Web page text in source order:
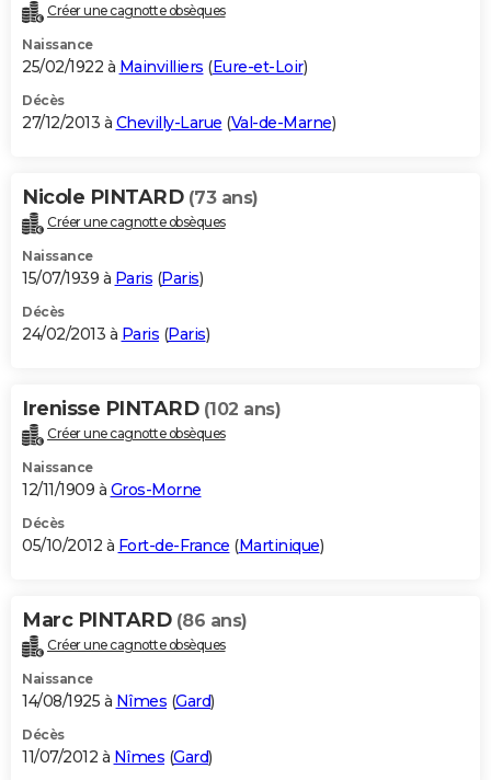
Créer une cagnotte obsèques
Naissance
25/02/1922 à Mainvilliers (Eure-et-Loir)
Décès
27/12/2013 à Chevilly-Larue (Val-de-Marne)
Nicole PINTARD (73 ans)
Créer une cagnotte obsèques
Naissance
15/07/1939 à Paris (Paris)
Décès
24/02/2013 à Paris (Paris)
Irenisse PINTARD (102 ans)
Créer une cagnotte obsèques
Naissance
12/11/1909 à Gros-Morne
Décès
05/10/2012 à Fort-de-France (Martinique)
Marc PINTARD (86 ans)
Créer une cagnotte obsèques
Naissance
14/08/1925 à Nîmes (Gard)
Décès
11/07/2012 à Nîmes (Gard)